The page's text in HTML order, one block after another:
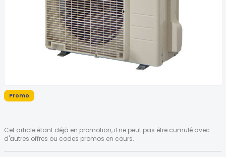
to
the
the
images
gallery
Promo
Cet article étant déjà en promotion, il ne peut pas être cumulé avec
d'autres offres ou codes promos en cours.